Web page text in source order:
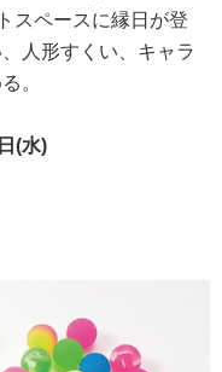
スペースに縁日が登
人形すくい、キャラ
。
(水)